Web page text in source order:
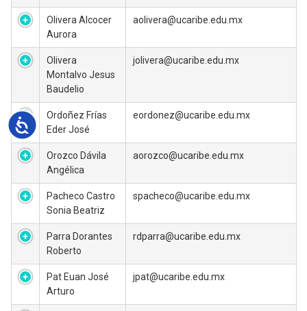
Accesibilidad
Olivera Alcocer
Aurora
aolivera@ucaribe.edu.mx
Olivera
Montalvo Jesus
Baudelio
jolivera@ucaribe.edu.mx
Ordoñez Frías
Eder José
eordonez@ucaribe.edu.mx
Orozco Dávila
Angélica
aorozco@ucaribe.edu.mx
Pacheco Castro
Sonia Beatriz
spacheco@ucaribe.edu.mx
Parra Dorantes
Roberto
rdparra@ucaribe.edu.mx
Pat Euan José
Arturo
jpat@ucaribe.edu.mx